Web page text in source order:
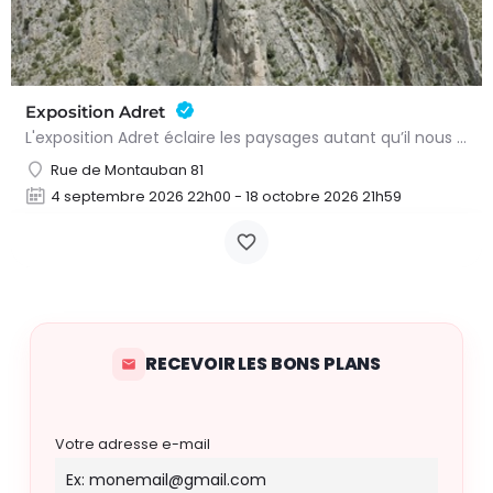
Exposition Adret
L'exposition Adret éclaire les paysages autant qu’il nous expose à eux. Entre observation, contemplation et…
Rue de Montauban 81
4 septembre 2026 22h00 - 18 octobre 2026 21h59
RECEVOIR LES BONS PLANS
Votre adresse e-mail